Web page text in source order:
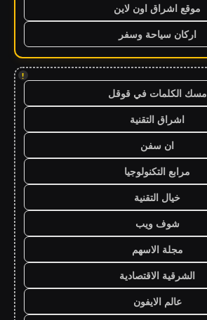
موقع اشراق اون لاين
اركان سياحة وسفر
!
مسك الكلمات في قوقل
اشراق التقنية
ان سفن
مرابع التكنولوجيا
خيال التقنية
شوف ويب
مجلة الاسهم
الشرقية الاقتصادية
عالم الايفون